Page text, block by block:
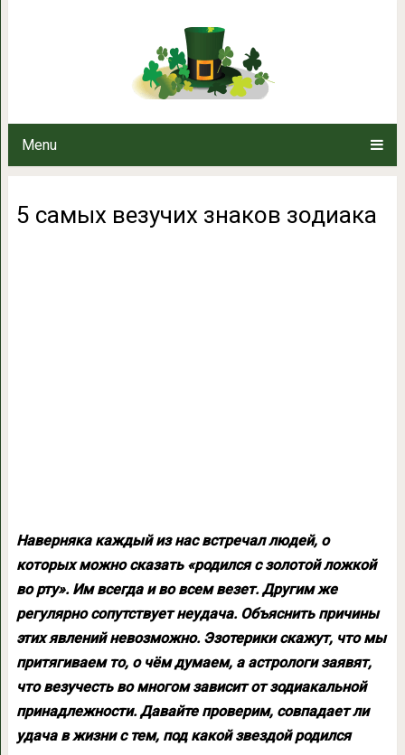
Menu
5 самых везучих знаков зодиака
Наверняка каждый из нас встречал людей, о
которых можно сказать «родился с золотой ложкой
во рту». Им всегда и во всем везет. Другим же
регулярно сопутствует неудача. Объяснить причины
этих явлений невозможно. Эзотерики скажут, что мы
притягиваем то, о чём думаем, а астрологи заявят,
что везучесть во многом зависит от зодиакальной
принадлежности. Давайте проверим, совпадает ли
удача в жизни с тем, под какой звездой родился